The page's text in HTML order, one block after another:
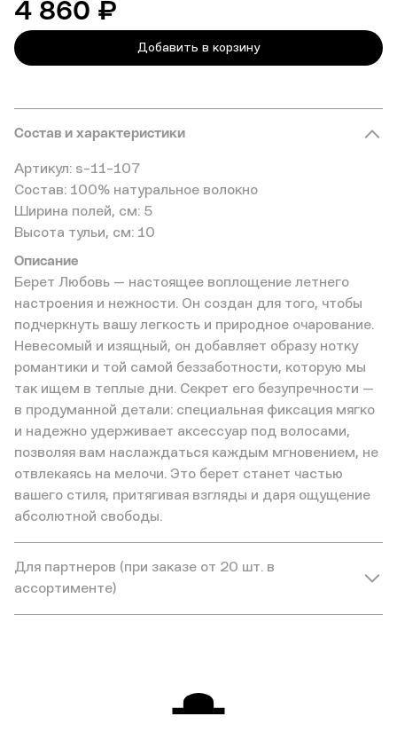
4 860 ₽
Добавить в корзину
Состав и характеристики
Артикул: s-11-107
Состав: 100% натуральное волокно
Ширина полей, см: 5
Высота тульи, см: 10
Описание
Берет Любовь — настоящее воплощение летнего
настроения и нежности. Он создан для того, чтобы
подчеркнуть вашу легкость и природное очарование.
Невесомый и изящный, он добавляет образу нотку
романтики и той самой беззаботности, которую мы
так ищем в теплые дни. Секрет его безупречности —
в продуманной детали: специальная фиксация мягко
и надежно удерживает аксессуар под волосами,
позволяя вам наслаждаться каждым мгновением, не
отвлекаясь на мелочи. Это берет станет частью
вашего стиля, притягивая взгляды и даря ощущение
абсолютной свободы.
Для партнеров (при заказе от 20 шт. в
ассортименте)